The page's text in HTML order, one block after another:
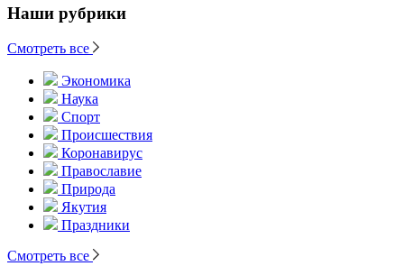
Наши рубрики
Смотреть все
Экономика
Наука
Спорт
Происшествия
Коронавирус
Православие
Природа
Якутия
Праздники
Смотреть все